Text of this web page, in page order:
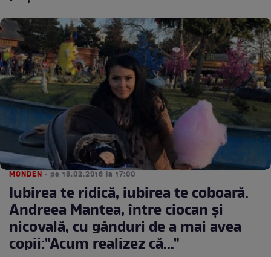
MONDEN • pe 18.02.2016 la 17:00
Iubirea te ridică, iubirea te coboară.
Andreea Mantea, între ciocan şi
nicovală, cu gânduri de a mai avea
copii:"Acum realizez că..."